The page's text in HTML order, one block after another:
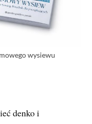
wysiewu
denko i